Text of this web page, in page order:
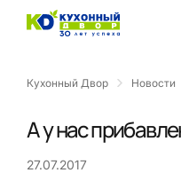
Кухонный Двор Новости
А у нас
27.07.2017